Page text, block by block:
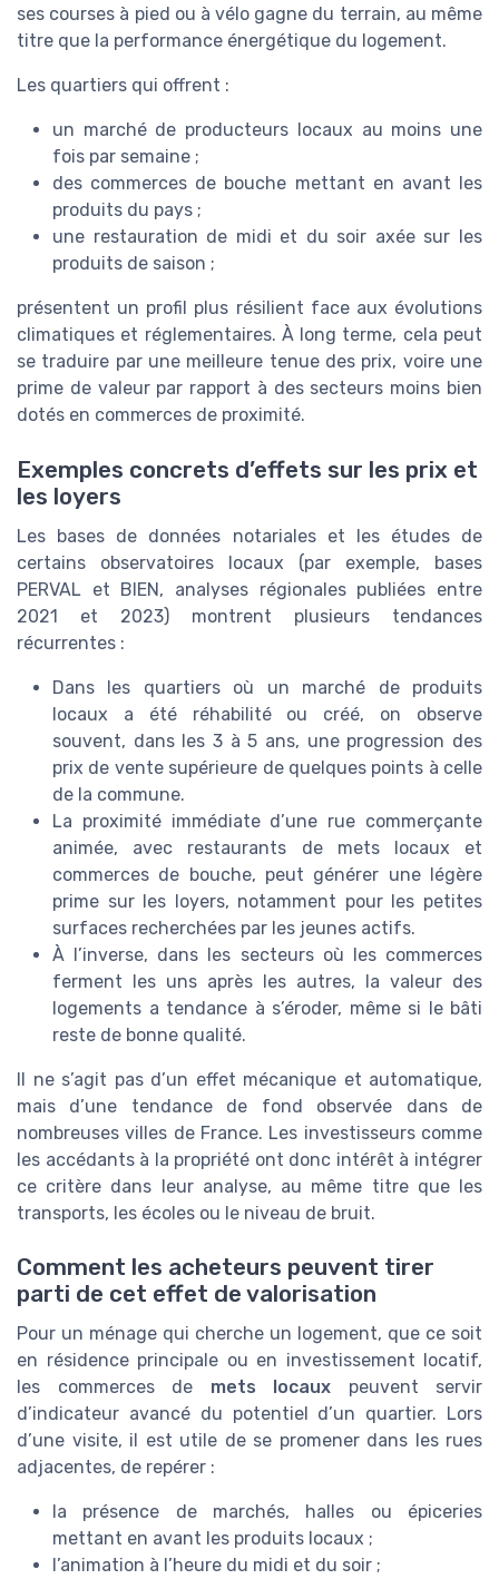
ses courses à pied ou à vélo gagne du terrain, au même
titre que la performance énergétique du logement.
Les quartiers qui offrent :
un marché de producteurs locaux au moins une
fois par semaine ;
des commerces de bouche mettant en avant les
produits du pays ;
une restauration de midi et du soir axée sur les
produits de saison ;
présentent un profil plus résilient face aux évolutions
climatiques et réglementaires. À long terme, cela peut
se traduire par une meilleure tenue des prix, voire une
prime de valeur par rapport à des secteurs moins bien
dotés en commerces de proximité.
Exemples concrets d’effets sur les prix et
les loyers
Les bases de données notariales et les études de
certains observatoires locaux (par exemple, bases
PERVAL et BIEN, analyses régionales publiées entre
2021 et 2023) montrent plusieurs tendances
récurrentes :
Dans les quartiers où un marché de produits
locaux a été réhabilité ou créé, on observe
souvent, dans les 3 à 5 ans, une progression des
prix de vente supérieure de quelques points à celle
de la commune.
La proximité immédiate d’une rue commerçante
animée, avec restaurants de mets locaux et
commerces de bouche, peut générer une légère
prime sur les loyers, notamment pour les petites
surfaces recherchées par les jeunes actifs.
À l’inverse, dans les secteurs où les commerces
ferment les uns après les autres, la valeur des
logements a tendance à s’éroder, même si le bâti
reste de bonne qualité.
Il ne s’agit pas d’un effet mécanique et automatique,
mais d’une tendance de fond observée dans de
nombreuses villes de France. Les investisseurs comme
les accédants à la propriété ont donc intérêt à intégrer
ce critère dans leur analyse, au même titre que les
transports, les écoles ou le niveau de bruit.
Comment les acheteurs peuvent tirer
parti de cet effet de valorisation
Pour un ménage qui cherche un logement, que ce soit
en résidence principale ou en investissement locatif,
les commerces de mets locaux peuvent servir
d’indicateur avancé du potentiel d’un quartier. Lors
d’une visite, il est utile de se promener dans les rues
adjacentes, de repérer :
la présence de marchés, halles ou épiceries
mettant en avant les produits locaux ;
l’animation à l’heure du midi et du soir ;